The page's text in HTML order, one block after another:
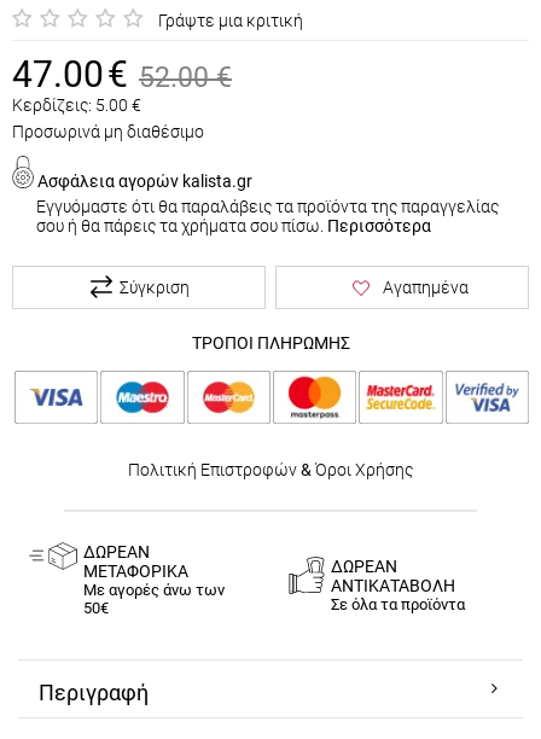
Γράψτε μια κριτική
47.00€ 52.00 €
Κερδίζεις: 5.00 €
Προσωρινά μη διαθέσιμο
Ασφάλεια αγορών kalista.gr
Εγγυόμαστε ότι θα παραλάβεις τα προϊόντα της παραγγελίας
σου ή θα πάρεις τα χρήματα σου πίσω. Περισσότερα
Σύγκριση Αγαπημένα
ΤΡΟΠΟΙ ΠΛΗΡΩΜΗΣ
Πολιτική Επιστροφών& Όροι Χρήσης
ΔΩΡΕΑΝ
ΜΕΤΑΦΟΡΙΚΑ
Με αγορές άνω των
50€
ΔΩΡΕΑΝ
ΑΝΤΙΚΑΤΑΒΟΛΗ
Σε όλα τα προϊόντα
Περιγραφή